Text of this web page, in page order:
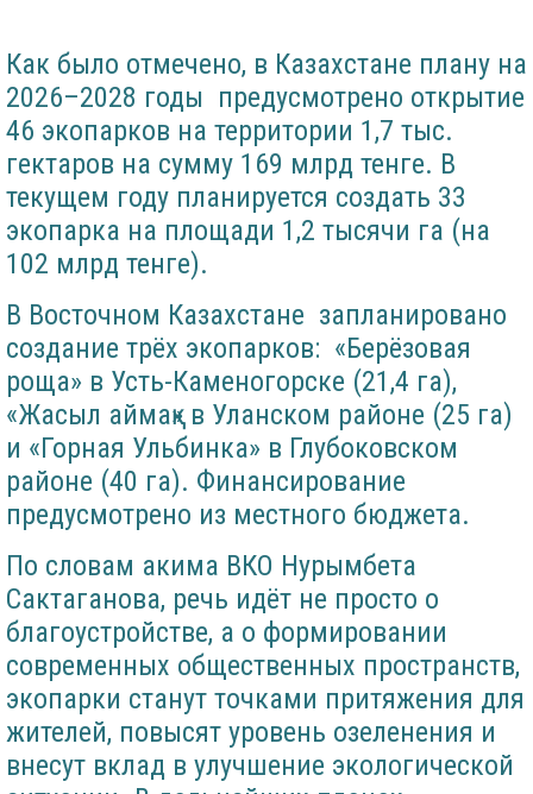
Как было отмечено, в Казахстане плану на
2026–2028 годы предусмотрено открытие
46 экопарков на территории 1,7 тыс.
гектаров на сумму 169 млрд тенге. В
текущем году планируется создать 33
экопарка на площади 1,2 тысячи га (на
102 млрд тенге).
В Восточном Казахстане запланировано
создание трёх экопарков: «Берёзовая
роща» в Усть-Каменогорске (21,4 га),
«Жасыл аймақ» в Уланском районе (25 га)
и «Горная Ульбинка» в Глубоковском
районе (40 га). Финансирование
предусмотрено из местного бюджета.
По словам акима ВКО Нурымбета
Сактаганова, речь идёт не просто о
благоустройстве, а о формировании
современных общественных пространств,
экопарки станут точками притяжения для
жителей, повысят уровень озеленения и
внесут вклад в улучшение экологической